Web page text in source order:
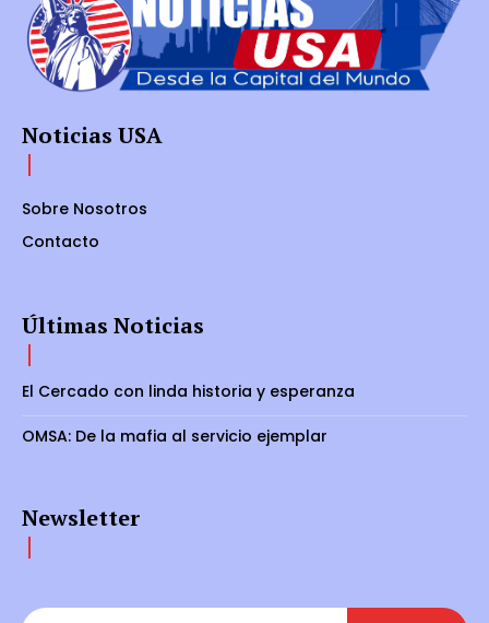
Noticias USA
Sobre Nosotros
Contacto
Últimas Noticias
El Cercado con linda historia y esperanza
OMSA: De la mafia al servicio ejemplar
Newsletter